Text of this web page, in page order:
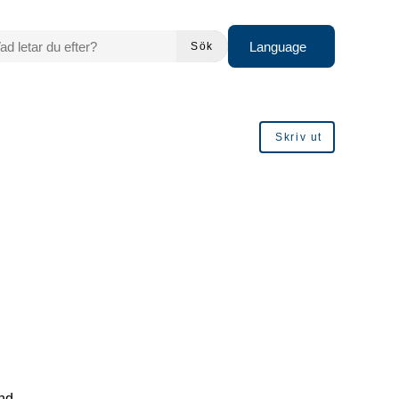
LETAR DU EFTER?
Sök
Language
Skriv ut